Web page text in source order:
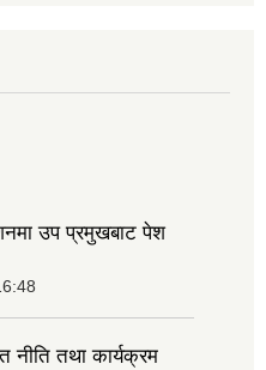
उप प्रमुखबाट पेश
तथा कार्यक्रम